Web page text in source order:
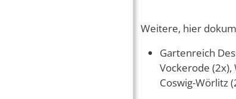
Weitere, hier
Gartenreich
Vockerode (2x),
Coswig-Wörlitz